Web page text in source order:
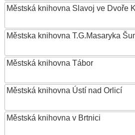
Městská knihovna Slavoj ve Dvoře
Městska knihovna T.G.Masaryka
Městská knihovna Tábor
Městská knihovna Ústí nad Orlicí
Městská knihovna v Brtnici